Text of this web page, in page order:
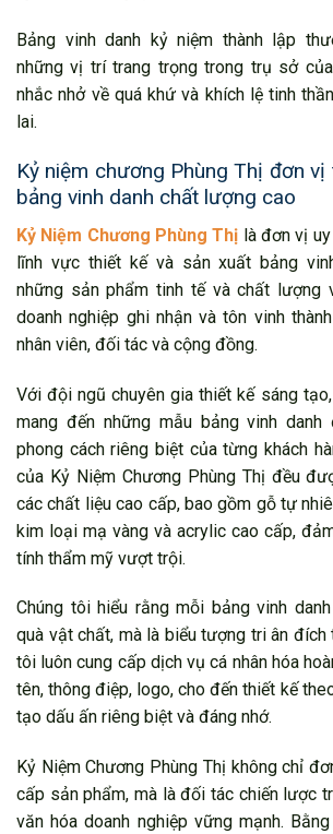
Bảng vinh danh kỷ niệm thành lập
những vị trí trang trọng trong trụ sở
nhắc nhở về quá khứ và khích lệ tinh
lai.
Kỷ niệm chương Phùng Thị đơn vị
bảng vinh danh chất lượng cao
Kỷ Niệm Chương Phùng Thị là đơn vị
lĩnh vực thiết kế và sản xuất bảng
những sản phẩm tinh tế và chất lượng
doanh nghiệp ghi nhận và tôn vinh
nhân viên, đối tác và cộng đồng.
Với đội ngũ chuyên gia thiết kế sáng
mang đến những mẫu bảng vinh
phong cách riêng biệt của từng khách
của Kỷ Niệm Chương Phùng Thị đều
các chất liệu cao cấp, bao gồm gỗ tự
kim loại mạ vàng và acrylic cao cấp,
tính thẩm mỹ vượt trội.
Chúng tôi hiểu rằng mỗi bảng vinh
quà vật chất, mà là biểu tượng tri ân đích
tôi luôn cung cấp dịch vụ cá nhân hóa
tên, thông điệp, logo, cho đến thiết kế
tạo dấu ấn riêng biệt và đáng nhớ.
Kỷ Niệm Chương Phùng Thị không chỉ
cấp sản phẩm, mà là đối tác chiến lược
văn hóa doanh nghiệp vững mạnh.